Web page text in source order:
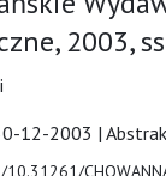
2003,
12-2003 |